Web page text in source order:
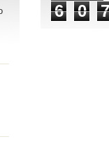
6 0 7